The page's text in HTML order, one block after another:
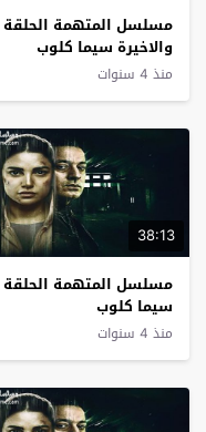
والاخيرة سيما كلوب
منذ 4 سنوات
38:13
سيما كلوب
منذ 4 سنوات